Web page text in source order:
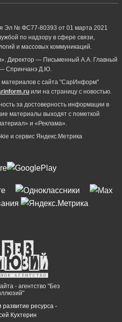
Эл № ФС77-80393 от 01 марта 2021
по надзору в сфере связи,
и массовых коммуникаций.
Директор — Письменный А.А. Главный
Спринчанэ Д.Ю.
с сайта "СарИнформ"
или на страницу с новостью.
за достоверность информации в
материалы выходят с пометкой
и «Реклама».
и сервиc Яндекс.Метрика
- агентство "Без
развитие ресурса -
Кухтерин